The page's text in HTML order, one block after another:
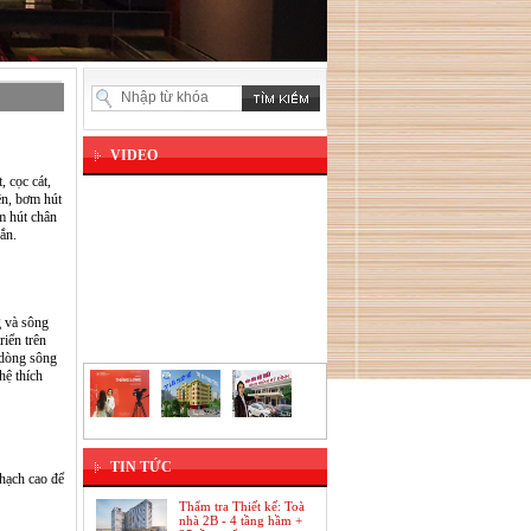
cọc cát,
bơm hút
hút chân
và sông
trên
sông
thích
cao để
VIDEO
TIN TỨC
Thẩm tra Thiết kế: Toà
nhà 2B - 4 tầng hầm +